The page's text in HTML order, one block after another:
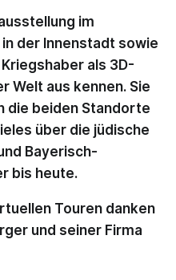
im
der Innenstadt sowie
als 3D-
Welt aus kennen. Sie
die beiden Standorte
über die jüdische
Bayerisch-
bis heute.
Touren danken
und seiner Firma